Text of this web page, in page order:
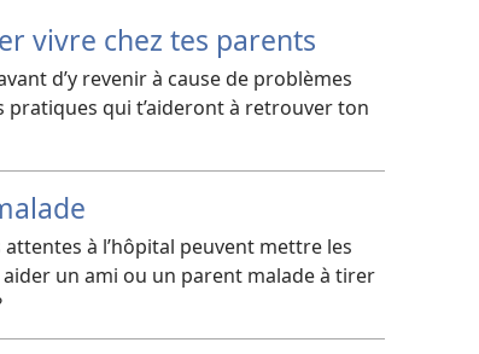
vivre chez tes parents
d’y revenir à cause de problèmes
pratiques qui t’aideront à retrouver ton
à l’hôpital peuvent mettre les
un ami ou un parent malade à tirer